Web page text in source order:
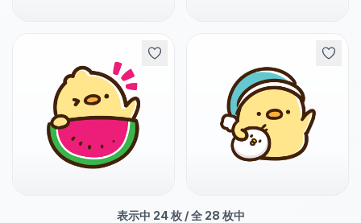
表示中 24枚 / 全 28 枚中